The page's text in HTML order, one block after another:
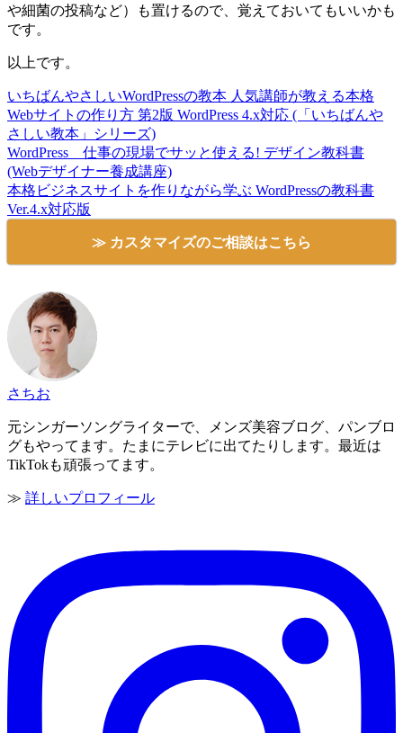
や細菌の投稿など）も置けるので、覚えておいてもいいかも
です。
以上です。
いちばんやさしいWordPressの教本 人気講師が教える本格
Webサイトの作り方 第2版 WordPress 4.x対応 (「いちばんや
さしい教本」シリーズ)
WordPress 仕事の現場でサッと使える! デザイン教科書
(Webデザイナー養成講座)
本格ビジネスサイトを作りながら学ぶ WordPressの教科書
Ver.4.x対応版
≫ カスタマイズのご相談はこちら
さちお
元シンガーソングライターで、メンズ美容ブログ、パンブロ
グもやってます。たまにテレビに出てたりします。最近は
TikTokも頑張ってます。
≫ 詳しいプロフィール